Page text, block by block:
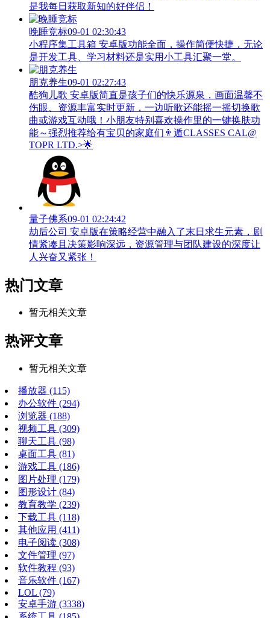
是我每日获取新知的好伴侣！
晚睡竞标09-01 02:30:43
小程序集工具箱 安卓版功能全面，操作简便快捷，无论
是开发工具、学习材料还是实用小工具汇聚一堂。
朋克养生09-01 02:27:43
酷狗儿歌 安卓版简直是孩子们的快乐源泉，画面温馨不
伤眼、资源丰富实时更新，一边听歌还能摇一摇切换歌
曲或游戏互动哦！小朋友特别喜欢操作里的一键换肤功
能～强烈推荐给有宝贝的家庭们👨‍遁️CLASSES CAL@
TOPR LTD.>🌟
量子佛系09-01 02:24:42
劫后公司 安卓版在策略经营中融入了末日求生元素，剧
情紧凑且决策影响深远，资源管理与团队建设的深度让
人兴奋又紧张！
热门文章
暂无相关文章
热评文章
暂无相关文章
播放器 (115)
办公软件 (294)
浏览器 (188)
视频工具 (309)
聊天工具 (98)
桌面工具 (81)
游戏工具 (186)
图片处理 (179)
图形设计 (84)
教育教学 (239)
下载工具 (118)
其他应用 (411)
电子阅读 (308)
文件管理 (97)
软件教程 (93)
音乐软件 (167)
LOL (79)
安卓手游 (3338)